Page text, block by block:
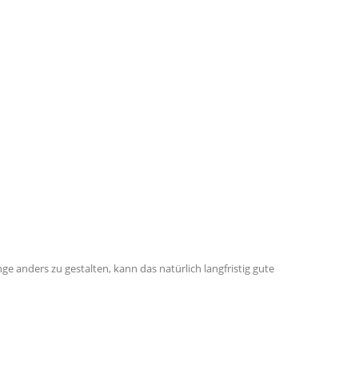
anders zu gestalten, kann das natürlich langfristig gute